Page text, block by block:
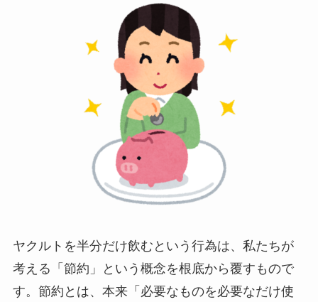
ヤクルトを半分だけ飲むという行為は、私たちが
考える「節約」という概念を根底から覆すもので
す。節約とは、本来「必要なものを必要なだけ使